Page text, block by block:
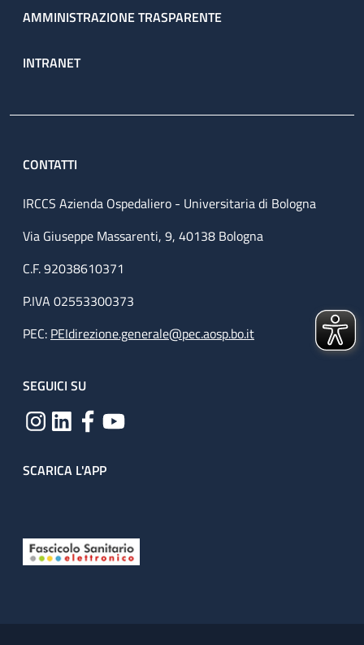
AMMINISTRAZIONE TRASPARENTE
INTRANET
CONTATTI
IRCCS Azienda Ospedaliero - Universitaria di Bologna
Via Giuseppe Massarenti, 9, 40138 Bologna
C.F. 92038610371
P.IVA 02553300373
PEC: PEIdirezione.generale@pec.aosp.bo.it
SEGUICI SU
SCARICA L'APP